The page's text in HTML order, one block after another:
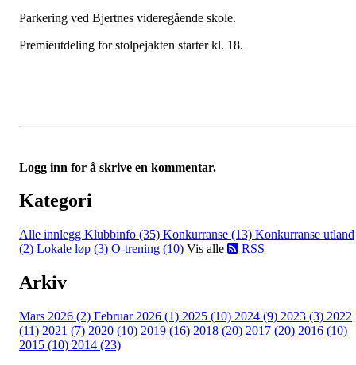
Parkering ved Bjertnes videregående skole.
Premieutdeling for stolpejakten starter kl. 18.
Logg inn for å skrive en kommentar.
Kategori
Alle innlegg Klubbinfo (35) Konkurranse (13) Konkurranse utland
(2) Lokale løp (3) O-trening (10) Vis alle RSS
Arkiv
Mars 2026 (2) Februar 2026 (1) 2025 (10) 2024 (9) 2023 (3) 2022
(11) 2021 (7) 2020 (10) 2019 (16) 2018 (20) 2017 (20) 2016 (10)
2015 (10) 2014 (23)